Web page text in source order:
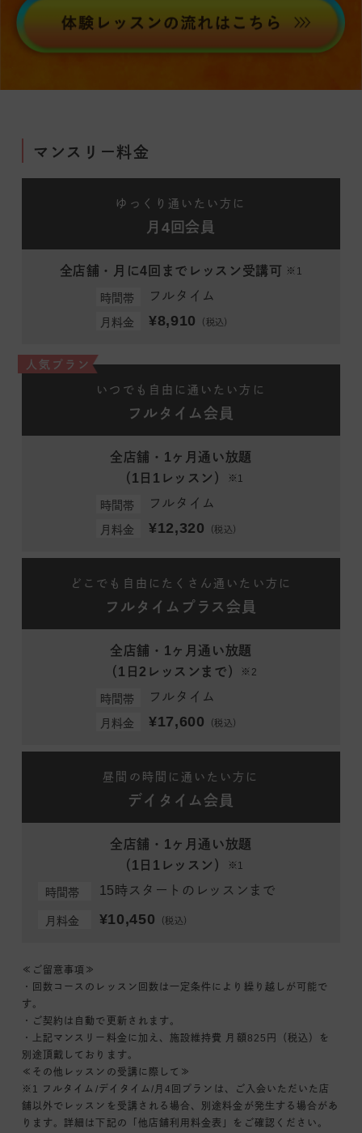
マンスリー料金
ゆっくり通いたい方に
月4回会員
全店舗・月に4回までレッスン受講可 ※1
時間帯 フルタイム
月料金 ¥8,910 （税込）
人気プラン
いつでも自由に通いたい方に
フルタイム会員
全店舗・1ヶ月通い放題
（1日1レッスン）
※1
時間帯 フルタイム
月料金 ¥12,320 （税込）
どこでも自由にたくさん通いたい方に
フルタイムプラス会員
全店舗・1ヶ月通い放題
（1日2レッスンまで）
※2
時間帯 フルタイム
月料金 ¥17,600 （税込）
昼間の時間に通いたい方に
デイタイム会員
全店舗・1ヶ月通い放題
（1日1レッスン）
※1
時間帯 15時スタートのレッスンまで
月料金 ¥10,450 （税込）
≪ご留意事項≫
・回数コースのレッスン回数は一定条件により繰り越しが可能で
す。
・ご契約は自動で更新されます。
・上記マンスリー料金に加え、施設維持費 月額825円（税込）を
別途頂戴しております。
≪その他レッスンの受講に際して≫
※1 フルタイム/デイタイム/月4回プランは、ご入会いただいた店
舗以外でレッスンを受講される場合、別途料金が発生する場合があ
ります。詳細は下記の「他店舗利用料金表」をご確認ください。